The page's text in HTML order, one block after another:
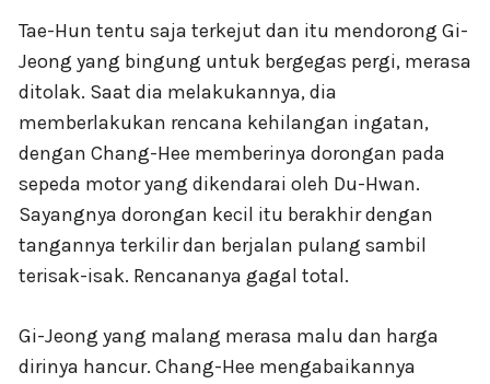
Tae-Hun tentu saja terkejut dan itu mendorong Gi-
Jeong yang bingung untuk bergegas pergi, merasa
ditolak. Saat dia melakukannya, dia
memberlakukan rencana kehilangan ingatan,
dengan Chang-Hee memberinya dorongan pada
sepeda motor yang dikendarai oleh Du-Hwan.
Sayangnya dorongan kecil itu berakhir dengan
tangannya terkilir dan berjalan pulang sambil
terisak-isak. Rencananya gagal total.
Gi-Jeong yang malang merasa malu dan harga
dirinya hancur. Chang-Hee mengabaikannya